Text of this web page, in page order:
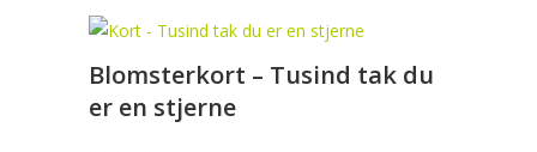
Blomsterkort – Tusind tak du
er en stjerne